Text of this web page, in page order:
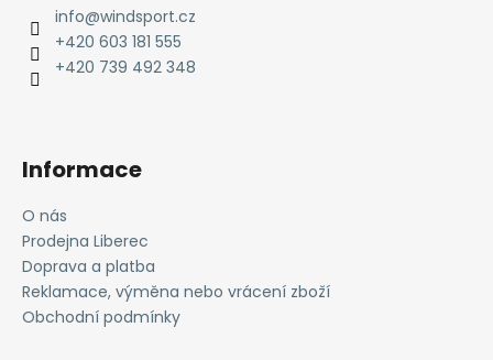
s
info@windsport.cz
+420 603 181 555
+420 739 492 348
Informace
O nás
Prodejna Liberec
Doprava a platba
Reklamace, výměna nebo vrácení zboží
Obchodní podmínky